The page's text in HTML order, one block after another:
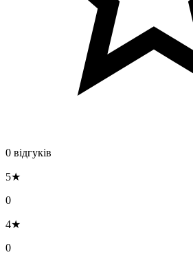
0 відгуків
5★
0
4★
0